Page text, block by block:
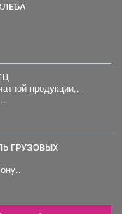
продукции,.